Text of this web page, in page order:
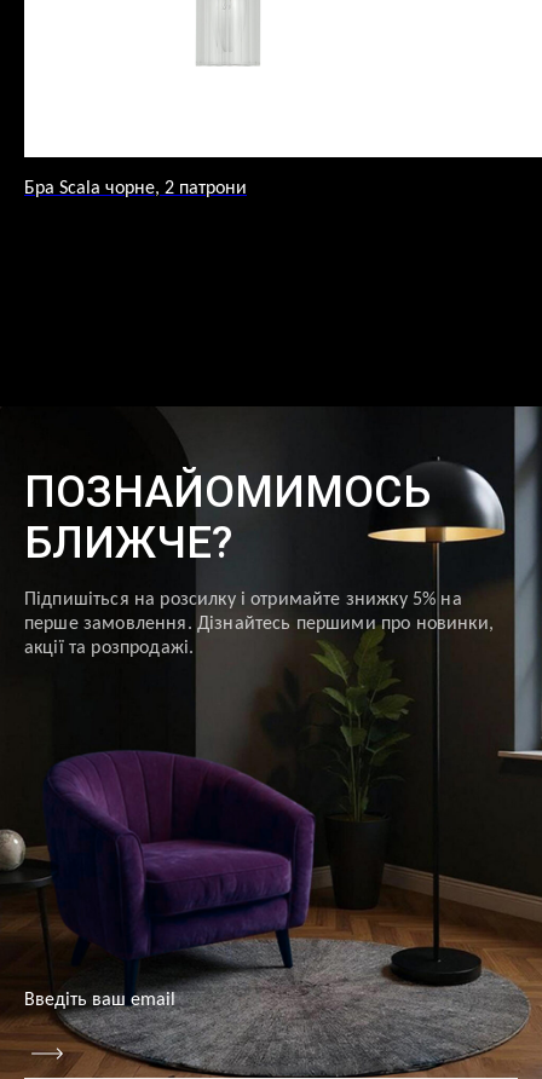
Бра Scala чорне, 2 патрони
ПОЗНАЙОМИМОСЬ
БЛИЖЧЕ?
Підпишіться на розсилку і отримайте знижку 5% на
перше замовлення. Дізнайтесь першими про новинки,
акції та розпродажі.